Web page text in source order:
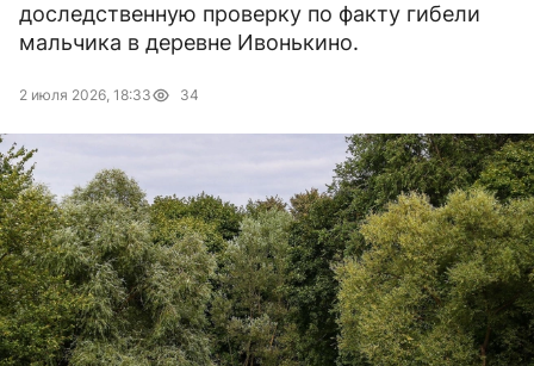
доследственную проверку по факту гибели
мальчика в деревне Ивонькино.
2 июля 2026, 18:33 34